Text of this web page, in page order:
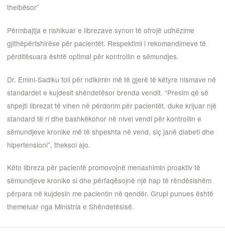
thelbësor”
Përmbajtja e rishikuar e librezave synon të ofrojë udhëzime
gjithëpërfshirëse për pacientët. Respektimi i rekomandimeve të
përditësuara është optimal për kontrollin e sëmundjes.
Dr. Emini-Sadiku foli për ndikimin më të gjerë të këtyre nismave në
standardet e kujdesit shëndetësor brenda vendit. “Presim që së
shpejti librezat të vihen në përdorim për pacientët, duke krijuar një
standard të ri dhe bashkëkohor në nivel vendi për kontrollin e
sëmundjeve kronike më të shpeshta në vend, siç janë diabeti dhe
hipertensioni”, theksoi ajo.
Këto libreza për pacientë promovojnë menaxhimin proaktiv të
sëmundjeve kronike si dhe përfaqësojnë një hap të rëndësishëm
përpara në kujdesin me pacientin në qendër. Grupi punues është
themeluar nga Ministria e Shëndetësisë.